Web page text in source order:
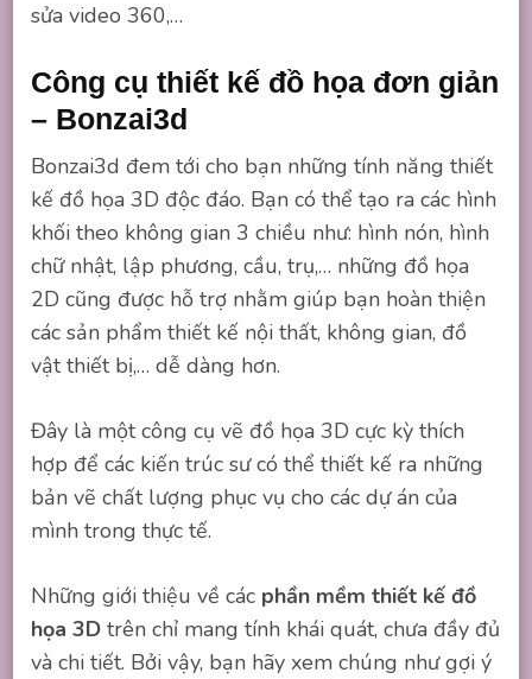
sửa video 360,…
Công cụ thiết kế đồ họa đơn giản
– Bonzai3d
Bonzai3d đem tới cho bạn những tính năng thiết
kế đồ họa 3D độc đáo. Bạn có thể tạo ra các hình
khối theo không gian 3 chiều như: hình nón, hình
chữ nhật, lập phương, cầu, trụ,… những đồ họa
2D cũng được hỗ trợ nhằm giúp bạn hoàn thiện
các sản phẩm thiết kế nội thất, không gian, đồ
vật thiết bị,… dễ dàng hơn.
Đây là một công cụ vẽ đồ họa 3D cực kỳ thích
hợp để các kiến trúc sư có thể thiết kế ra những
bản vẽ chất lượng phục vụ cho các dự án của
mình trong thực tế.
Những giới thiệu về các phần mềm thiết kế đồ
họa 3D trên chỉ mang tính khái quát, chưa đầy đủ
và chi tiết. Bởi vậy, bạn hãy xem chúng như gợi ý